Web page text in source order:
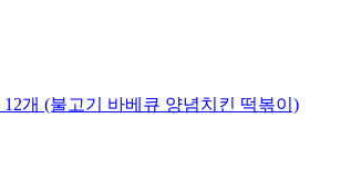
개 (불고기 바베큐 양념치킨 떡볶이)